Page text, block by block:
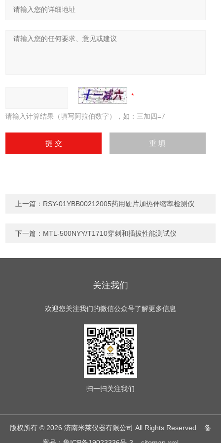
请输入计算结果（填写阿拉伯数字），如：三加四=7
上一篇： RSY-01YBB00212005药用硬片加热伸缩率检测仪
下一篇： MTL-500NYY/T1710穿刺和插拔性能测试仪
关注我们
欢迎您关注我们的微信公众号了解更多信息
扫一扫关注我们
版权所有 © 2026 济南米莱仪器有限公司 All Rights Reserved 备